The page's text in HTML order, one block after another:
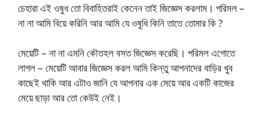
চেহারা এই ওষুধ তো বিবাহিতরাই কেনেন তাই জিজ্ঞেস করলাম। পরিমল –
না না আমি বিয়ে করিনি আর আমি যে ওষুধি কিনি তাতে তোমার কি ?
মেয়েটি – না না এমনি কৌতহল বসত জিজ্ঞেস করেছি। পরিমল এগোতে
লাগল – মেয়েটি আবার জিজ্ঞেস করল আমি কিন্তু আপনাদের বাড়ির খুব
কাছেই থাকি আর এটাও জানি যে আপনার এক মেয়ে আর একটি কাজের
মেয়ে ছাড়া আর তো কেউই নেই।